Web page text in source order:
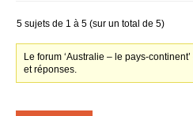
5 sujets de 1 à 5 (sur un total de 5)
Le forum ‘Australie – le pays-
et réponses.